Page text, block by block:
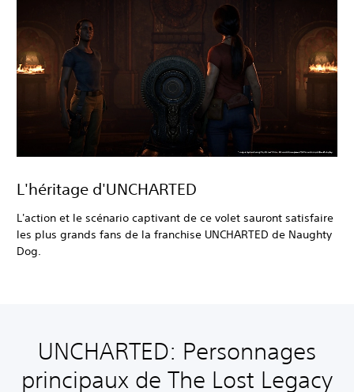
L'héritage d'UNCHARTED
L'action et le scénario captivant de ce volet sauront satisfaire
les plus grands fans de la franchise UNCHARTED de Naughty
Dog.
UNCHARTED: Personnages
principaux de The Lost Legacy